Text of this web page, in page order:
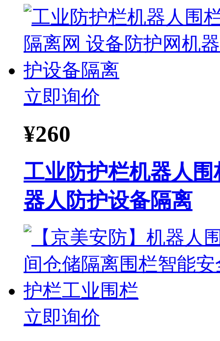
立即询价
¥260
工业防护栏机器人
器人防护设备隔离
立即询价